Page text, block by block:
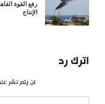
رفع القوة
الإنتاج
اترك رد
لن يتم نشر